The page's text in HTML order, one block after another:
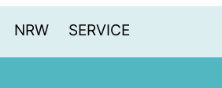
NRW SERVICE